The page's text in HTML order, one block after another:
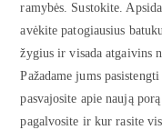
ramybės. Sustokite.
avėkite patogiausius
žygius ir visada atgaivins
Pažadame jums
pasvajosite apie naują
pagalvosite ir kur rasite